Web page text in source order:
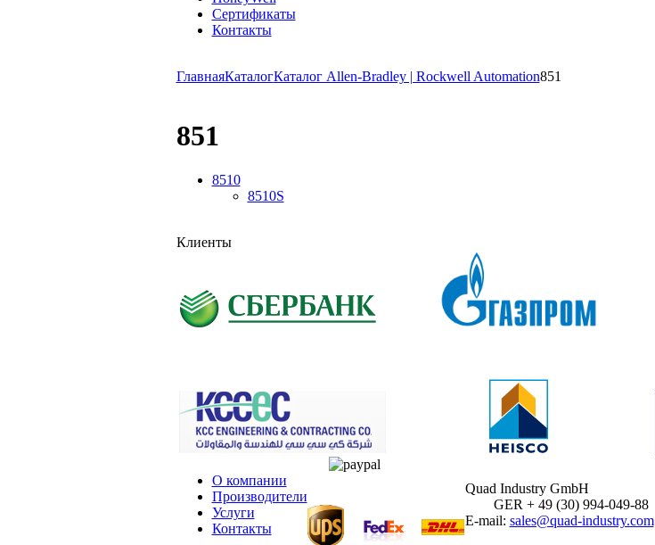
Сертификаты
Контакты
ГлавнаяКаталогКаталог Allen-Bradley | Rockwell Automation851
851
8510
8510S
Клиенты
О компании
Производители
Услуги
Контакты
Quad Industry GmbH
GER + 49 (30) 994-049-88
E-mail: sales@quad-industry.com